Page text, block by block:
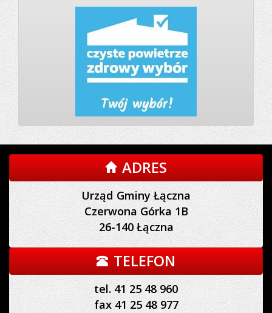
ADRES
Urząd Gminy Łączna
Czerwona Górka 1B
26-140 Łączna
TELEFON
tel. 41 25 48 960
fax 41 25 48 977